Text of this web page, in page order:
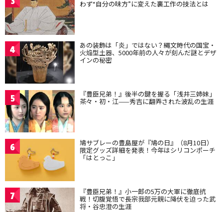
わず“自分の味方”に変えた裏工作の技法とは
4 あの装飾は「炎」ではない？縄文時代の国宝・
火焔型土器、5000年前の人々が刻んだ謎とデザ
インの秘密
5 『豊臣兄弟！』後半の鍵を握る「浅井三姉妹」
茶々・初・江——秀吉に翻弄された波乱の生涯
6 鳩サブレーの豊島屋が『鳩の日』（8月10日）
限定グッズ詳細を発表！今年はシリコンポーチ
「はとっこ」
7 『豊臣兄弟！』小一郎の5万の大軍に徹底抗
戦！切腹覚悟で長宗我部元親に降伏を迫った武
将・谷忠澄の生涯